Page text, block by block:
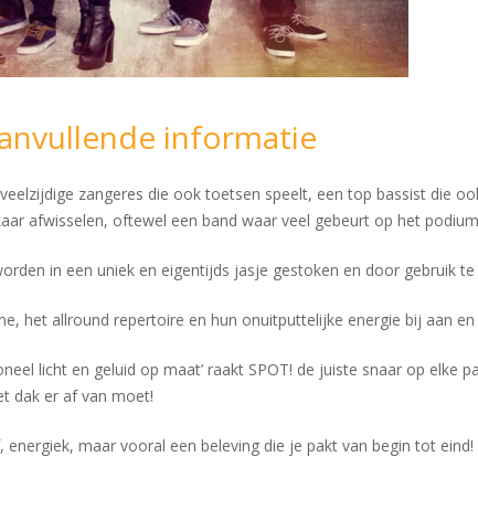
informatie
zangeres die ook toetsen speelt, een top bassist die
afwisselen, oftewel een band waar veel gebeurt op het
in een uniek en eigentijds jasje gestoken en door gebruik
het allround repertoire en hun onuitputtelijke energie bij aan
licht en geluid op maat’ raakt SPOT! de juiste snaar op
dak er af van moet!
energiek, maar vooral een beleving die je pakt van begin tot eind!